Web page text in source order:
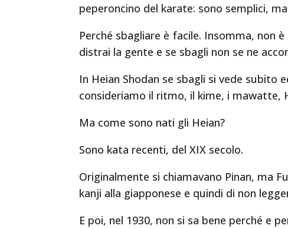
peperoncino del karate: sono semplici,
Perché sbagliare è facile. Insomma, non
distrai la gente e se sbagli non se ne
In Heian Shodan se sbagli si vede subito
consideriamo il ritmo, il kime, i mawatte,
Ma come sono nati gli Heian?
Sono kata recenti, del XIX secolo.
Originalmente si chiamavano Pinan, ma
kanji alla giapponese e quindi di non
E poi, nel 1930, non si sa bene perché e